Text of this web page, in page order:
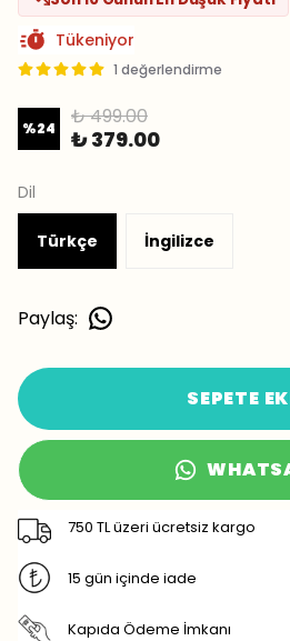
Tükeniyor
1 değerlendirme
%24 ₺ 499.00
₺ 379.00
Dil
Türkçe İngilizce
Paylaş:
SEPETE
750 TL üzeri ücretsiz kargo
15 gün içinde iade
Kapıda Ödeme İmkanı